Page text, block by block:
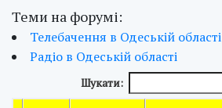
Теми на форумі:
Телебачення в Одеській області
Радіо в Одеській області
Шукати: